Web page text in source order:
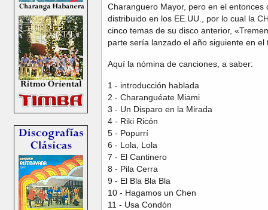
Charanguero Mayor, pero en el
distribuido en los EE.UU., por lo cual la
cinco temas de su disco anterior,
parte sería lanzado el año siguiente en
Aquí la nómina de canciones, a saber:
1 - introducción hablada
2 - Charanguéate Miami
3 - Un Disparo en la Mirada
4 - Riki Ricón
5 - Popurrí
6 - Lola, Lola
7 - El Cantinero
8 - Pila Cerra
9 - El Bla Bla Bla
10 - Hagamos un Chen
11 - Usa Condón